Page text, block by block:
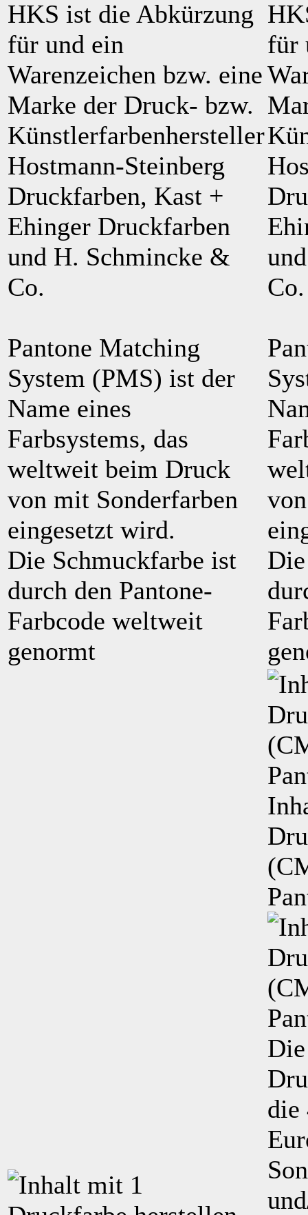
HKS ist die Abkürzung
für und ein
Warenzeichen bzw. eine
Marke der Druck- bzw.
Künstlerfarbenhersteller
Hostmann-Steinberg
Druckfarben, Kast +
Ehinger Druckfarben
und H. Schmincke &
Co.
Pantone Matching
System (PMS) ist der
Name eines
Farbsystems, das
weltweit beim Druck
von mit Sonderfarben
eingesetzt wird.
Die Schmuckfarbe ist
durch den Pantone-
Farbcode weltweit
genormt
für
Co.
(
die